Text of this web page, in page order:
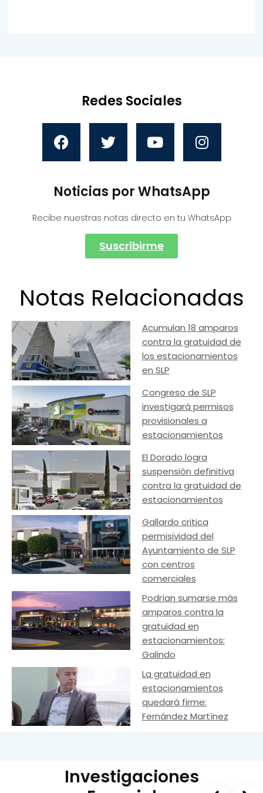
Redes Sociales
Noticias por WhatsApp
Recibe nuestras notas directo en tu WhatsApp
Suscribirme
Notas Relacionadas
Acumulan 18 amparos
contra la gratuidad de
los estacionamientos
en SLP
Congreso de SLP
investigará permisos
provisionales a
estacionamientos
El Dorado logra
suspensión definitiva
contra la gratuidad de
estacionamientos
Gallardo critica
permisividad del
Ayuntamiento de SLP
con centros
comerciales
Podrían sumarse más
amparos contra la
gratuidad en
estacionamientos:
Galindo
La gratuidad en
estacionamientos
quedará firme:
Fernández Martínez
Investigaciones